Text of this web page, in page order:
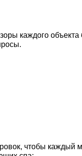
каждого объекта
чтобы каждый